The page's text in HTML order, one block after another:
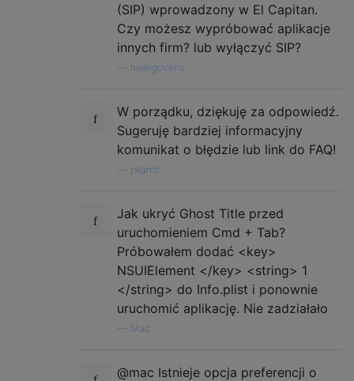
(SIP) wprowadzony w El Capitan.
Czy możesz wypróbować aplikacje
innych firm? lub wyłączyć SIP?
hewigovens
W porządku, dziękuję za odpowiedź.
Sugeruję bardziej informacyjny
komunikat o błędzie lub link do FAQ!
pkamb
Jak ukryć Ghost Title przed
uruchomieniem Cmd + Tab?
Próbowałem dodać <key>
NSUIElement </key> <string> 1
</string> do Info.plist i ponownie
uruchomić aplikację. Nie zadziałało
Mac
@mac Istnieje opcja preferencji o